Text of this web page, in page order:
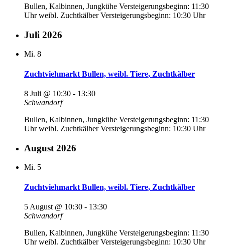
Bullen, Kalbinnen, Jungkühe Versteigerungsbeginn: 11:30
Uhr weibl. Zuchtkälber Versteigerungsbeginn: 10:30 Uhr
Juli 2026
Mi. 8
Zuchtviehmarkt Bullen, weibl. Tiere, Zuchtkälber
8 Juli @ 10:30 - 13:30
Schwandorf
Bullen, Kalbinnen, Jungkühe Versteigerungsbeginn: 11:30
Uhr weibl. Zuchtkälber Versteigerungsbeginn: 10:30 Uhr
August 2026
Mi. 5
Zuchtviehmarkt Bullen, weibl. Tiere, Zuchtkälber
5 August @ 10:30 - 13:30
Schwandorf
Bullen, Kalbinnen, Jungkühe Versteigerungsbeginn: 11:30
Uhr weibl. Zuchtkälber Versteigerungsbeginn: 10:30 Uhr